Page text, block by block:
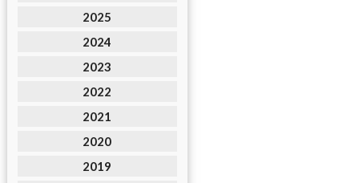
2025
2024
2023
2022
2021
2020
2019